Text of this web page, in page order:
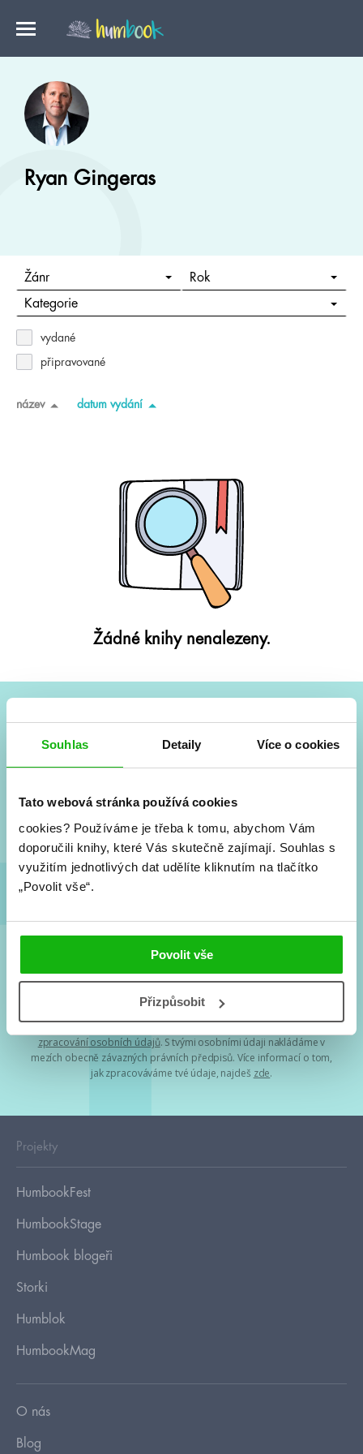
Souhlas Detaily Více o cookies
Tato webová stránka používá cookies
cookies? Používáme je třeba k tomu, abychom Vám
doporučili knihy, které Vás skutečně zajímají. Souhlas s
využitím jednotlivých dat udělíte kliknutím na tlačítko
„Povolit vše“.
Povolit vše
Přizpůsobit
Ryan Gingeras
Žánr Rok
Kategorie
vydané
připravované
název datum vydání
Žádné knihy nenalezeny.
Vše kolem #youngadult každý měsíc rovnou do mailu!
a seriálové adaptace a další.
podmínkami zpracování osobních údajů
Tvá e-mailová adresa je u nás v bezpečí. Přečti sinaše podmínky
zpracování osobních údajů. S tvými osobními údaji nakládáme v
mezích obecně závazných právních předpisů. Více informací o tom,
jak zpracováváme tvé údaje, najdeš zde.
Projekty
HumbookFest
HumbookStage
Humbook blogeři
Storki
Humblok
HumbookMag
O nás
Blog